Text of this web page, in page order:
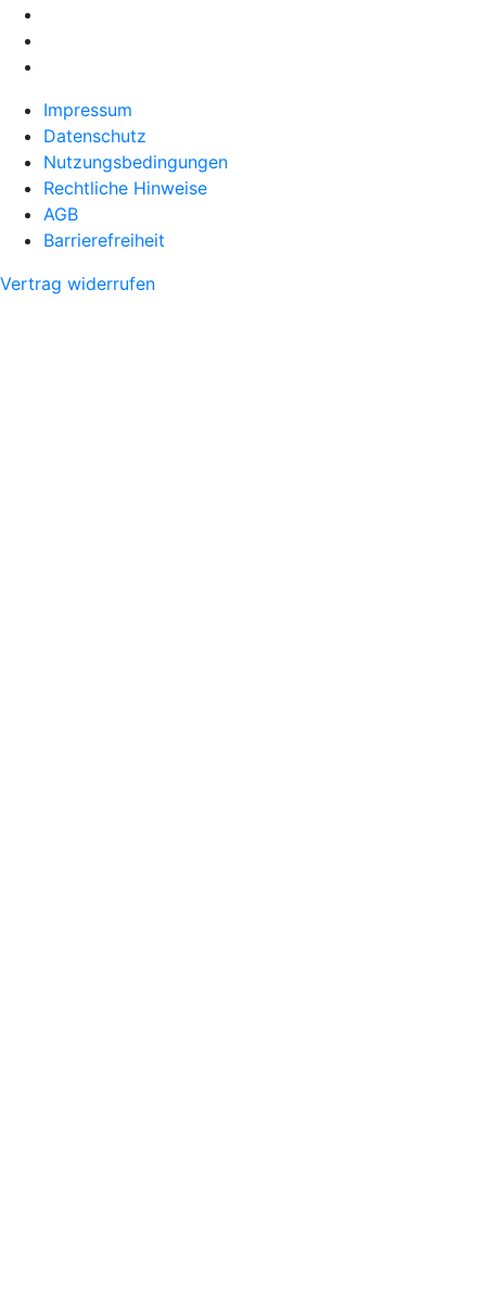
Impressum
Datenschutz
Nutzungsbedingungen
Rechtliche Hinweise
AGB
Barrierefreiheit
Vertrag widerrufen